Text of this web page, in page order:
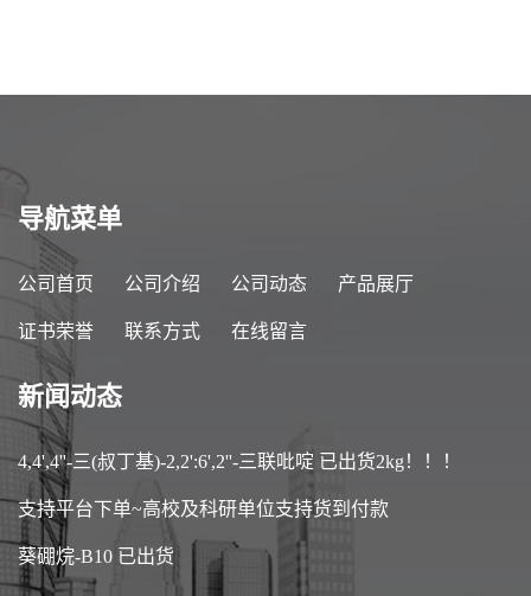
导航菜单
公司首页 公司介绍 公司动态 产品展厅
证书荣誉 联系方式 在线留言
新闻动态
4,4',4''-三(叔丁基)-2,2':6',2''-三联吡啶 已出货2kg！！！
支持平台下单~高校及科研单位支持货到付款
葵硼烷-B10 已出货